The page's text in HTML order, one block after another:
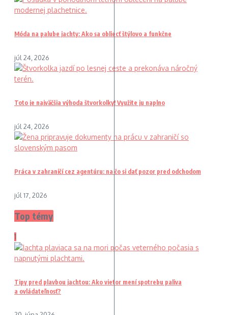
Móda na palube jachty: Ako sa obliecť štýlovo a funkčne
júl 24, 2026
Toto je najväčšia výhoda štvorkolky! Využite ju naplno
júl 24, 2026
Práca v zahraničí cez agentúru: na čo si dať pozor pred odchodom
júl 17, 2026
Top témy
1
Tipy pred plavbou jachtou: Ako vietor mení spotrebu paliva
a ovládateľnosť?